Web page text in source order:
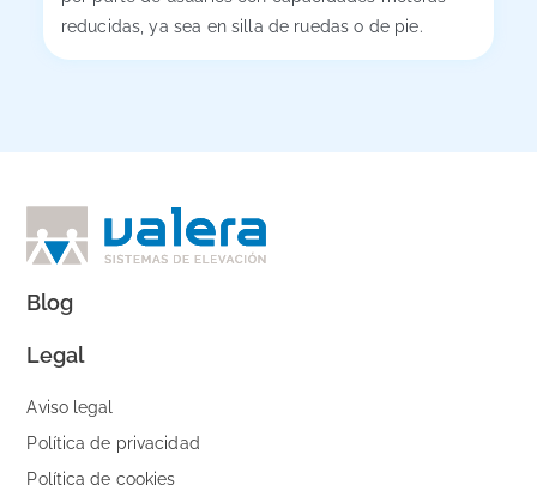
reducidas, ya sea en silla de ruedas o de pie.
Blog
Legal
Aviso legal
Política de privacidad
Política de cookies